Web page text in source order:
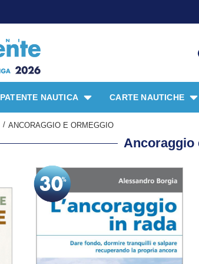
PATENTE NAUTICA CARTE NAUTICHE
/ ANCORAGGIO E ORMEGGIO
Ancoraggio